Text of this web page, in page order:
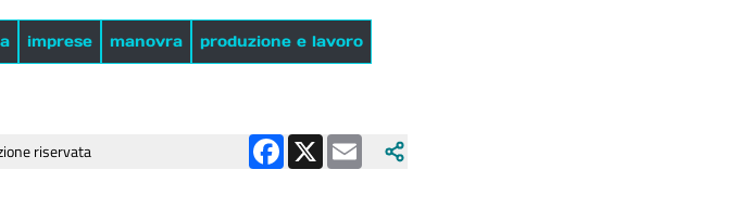
imprese manovra produzione e lavoro
riservata Facebook
X Email